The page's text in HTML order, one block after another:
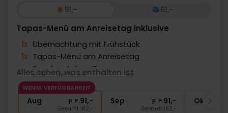
91,-
61,-
Tapas-Menü am Anreisetag inklusive
1x Übernachtung mit Frühstück
1x Tapas-Menü am Anreisetag
∞ Snack auf dem Zimmer
1x 1 Fl. Sekt bei Anreise pro Zimmer
∞ Echte dänische Gemütlichkeit
Alles sehen, was enthalten ist
WENIG VERFÜGBARKEIT
Aug p. P.91,-
Gesamt 182,-
Sep p. P.91,-
Gesamt 182,-
Okt